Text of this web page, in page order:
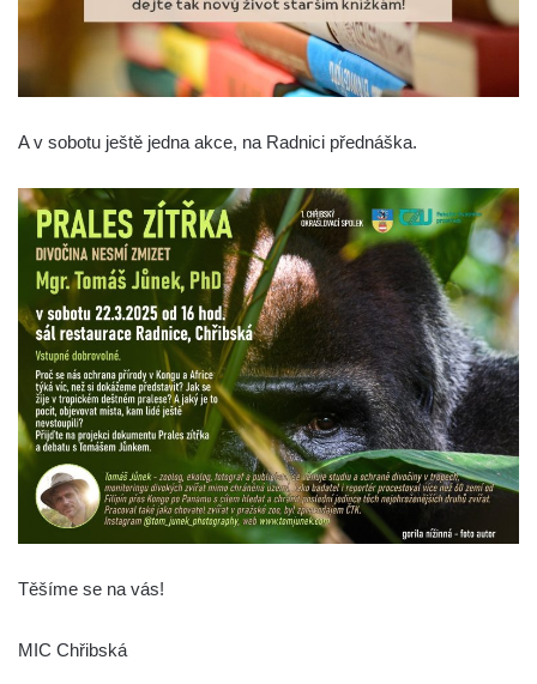
A v sobotu ještě jedna akce, na Radnici přednáška.
Těšíme se na vás!
MIC Chřibská